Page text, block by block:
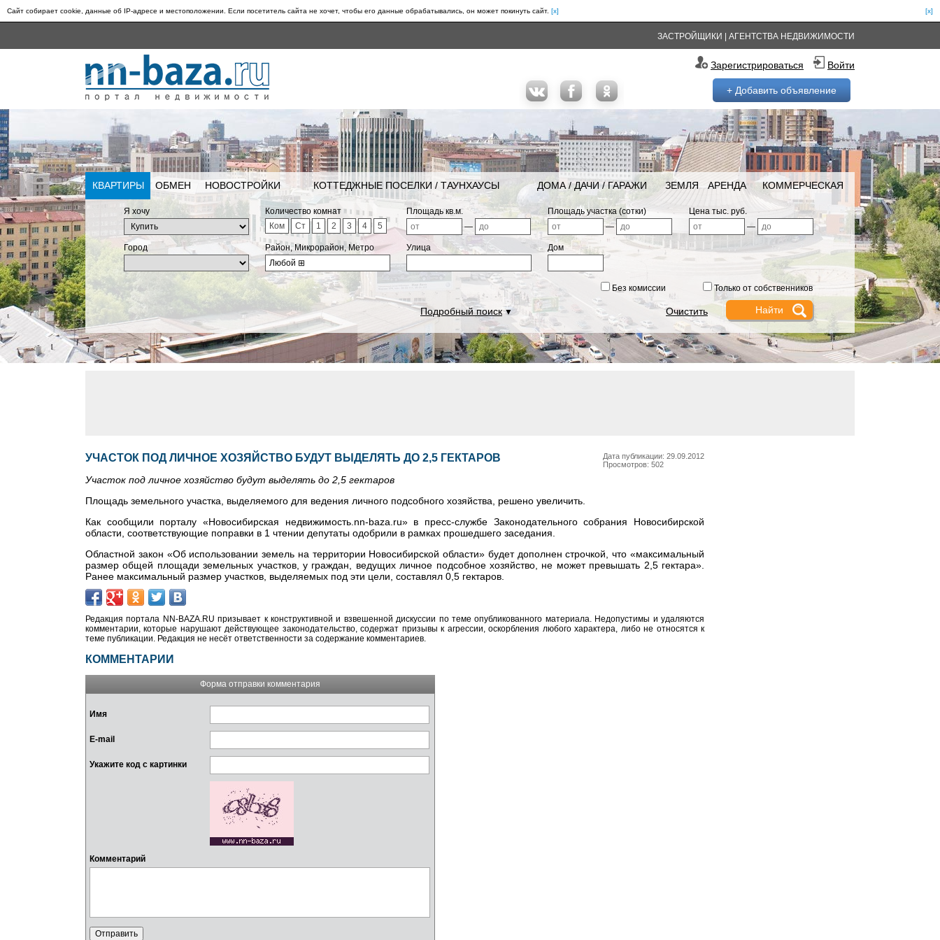
Сайт собирает cookie, данные об IP-адресе и местоположении. Если посетитель сайта не хочет, чтобы его данные обрабатывались, он может покинуть сайт. [x]
[x]
ЗАСТРОЙЩИКИ АГЕНТСТВА НЕДВИЖИМОСТИ
Зарегистрироваться Войти
+ Добавить объявление
КВАРТИРЫ ОБМЕН НОВОСТРОЙКИ КОТТЕДЖНЫЕ ПОСЕЛКИ / ТАУНХАУСЫ ДОМА / ДАЧИ / ГАРАЖИ ЗЕМЛЯ АРЕНДА КОММЕРЧЕСКАЯ
Я хочу
Количество комнат
Ком
Ст 1 2 3 4 5
Площадь кв.м.
—
Площадь участка (сотки)
—
Цена тыс. руб.
—
Город
Район, Микрорайон, Метро
Любой ⊞
Улица Дом
Без комиссии Только от собственников
Подробный поиск▼ Очистить
Дата публикации: 29.09.2012
Просмотров: 502
УЧАСТОК ПОД ЛИЧНОЕ ХОЗЯЙСТВО БУДУТ ВЫДЕЛЯТЬ ДО 2,5 ГЕКТАРОВ
Участок под личное хозяйство будут выделять до 2,5 гектаров
Площадь земельного участка, выделяемого для ведения личного подсобного хозяйства, решено увеличить.
Как сообщили порталу «Новосибирская недвижимость.nn-baza.ru» в пресс-службе Законодательного собрания Новосибирской
области, соответствующие поправки в 1 чтении депутаты одобрили в рамках прошедшего заседания.
Областной закон «Об использовании земель на территории Новосибирской области» будет дополнен строчкой, что «максимальный
размер общей площади земельных участков, у граждан, ведущих личное подсобное хозяйство, не может превышать 2,5 гектара».
Ранее максимальный размер участков, выделяемых под эти цели, составлял 0,5 гектаров.
Редакция портала NN-BAZA.RU призывает к конструктивной и взвешенной дискуссии по теме опубликованного материала. Недопустимы и удаляются
комментарии, которые нарушают действующее законодательство, содержат призывы к агрессии, оскорбления любого характера, либо не относятся к
теме публикации. Редакция не несёт ответственности за содержание комментариев.
КОММЕНТАРИИ
Форма отправки комментария
Имя
E-mail
Укажите код с картинки
Комментарий